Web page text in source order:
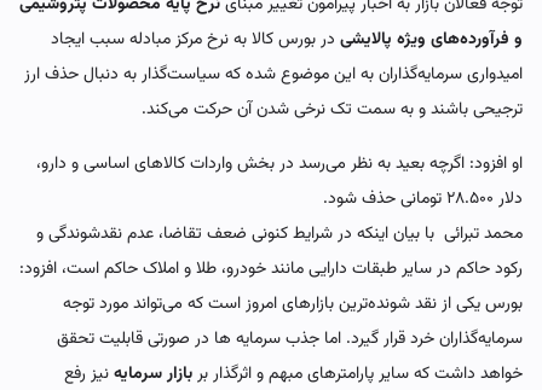
و فرآورده‌های ویژه پالایشی در بورس کالا به نرخ مرکز مبادله سبب ایجاد
امیدواری سرمایه‌گذاران به این موضوع شده که سیاست‌گذار به دنبال حذف ارز
ترجیحی باشند و به سمت تک نرخی شدن آن حرکت می‌کند.
او افزود: اگرچه بعید به نظر می‌رسد در بخش واردات کالاهای اساسی و دارو،
دلار ۲۸.۵۰۰تومانی حذف شود.
محمد تبرائی با بیان اینکه در شرایط کنونی ضعف تقاضا، عدم نقدشوندگی و
رکود حاکم در سایر طبقات دارایی مانند خودرو، طلا و املاک حاکم است، افزود:
بورس یکی از نقد شونده‌ترین بازارهای امروز است که می‌تواند مورد توجه
سرمایه‌گذاران خرد قرار گیرد. اما جذب سرمایه ها در صورتی قابلیت تحقق
خواهد داشت که سایر پارامترهای مبهم و اثرگذار بربازار سرمایهنیز رفع